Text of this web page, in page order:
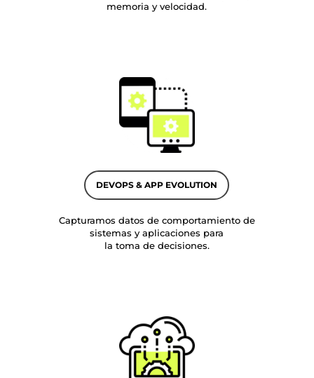
memoria y velocidad.
DEVOPS & APP EVOLUTION
Capturamos datos de comportamiento de
sistemas y aplicaciones para
la toma de decisiones.